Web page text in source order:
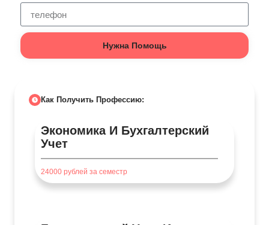
Нужна Помощь
Как Получить Профессию:
Экономика И Бухгалтерский
Учет
24000 рублей за семестр